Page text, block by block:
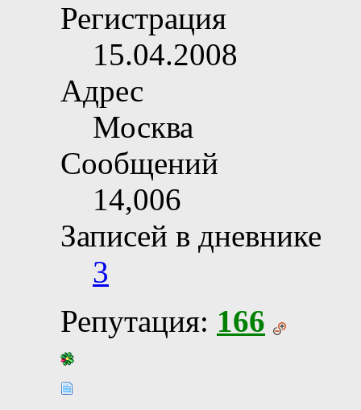
Регистрация
15.04.2008
Адрес
Москва
Сообщений
14,006
Записей в дневнике
3
Репутация: 166